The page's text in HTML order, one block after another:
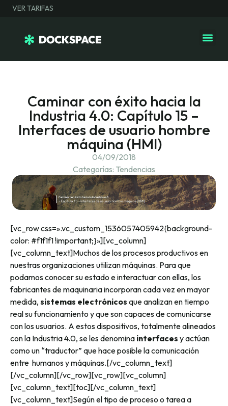
VER TARIFAS
Caminar con éxito hacia la
Industria 4.0: Capítulo 15 –
Interfaces de usuario hombre
máquina (HMI)
04/09/2018
Categorías: Tendencias
[vc_row css=».vc_custom_1536057405942{background-
color: #f1f1f1 !important;}»][vc_column]
[vc_column_text]Muchos de los procesos productivos en
nuestras organizaciones utilizan máquinas. Para que
podamos conocer su estado e interactuar con ellas, los
fabricantes de maquinaria incorporan cada vez en mayor
medida, sistemas electrónicos que analizan en tiempo
real su funcionamiento y que son capaces de comunicarse
con los usuarios. A estos dispositivos, totalmente alineados
con la Industria 4.0, se les denomina interfaces y actúan
como un “traductor” que hace posible la comunicación
entre humanos y máquinas.[/vc_column_text]
[/vc_column][/vc_row][vc_row][vc_column]
[vc_column_text][toc][/vc_column_text]
[vc_column_text]Según el tipo de proceso o tarea a